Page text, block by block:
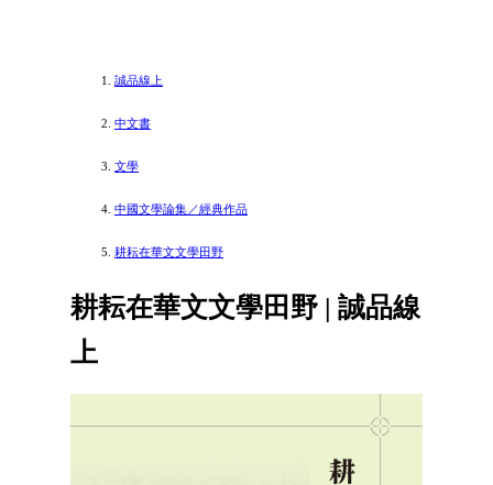
誠品線上
中文書
文學
中國文學論集／經典作品
耕耘在華文文學田野
耕耘在華文文學田野 | 誠品線
上